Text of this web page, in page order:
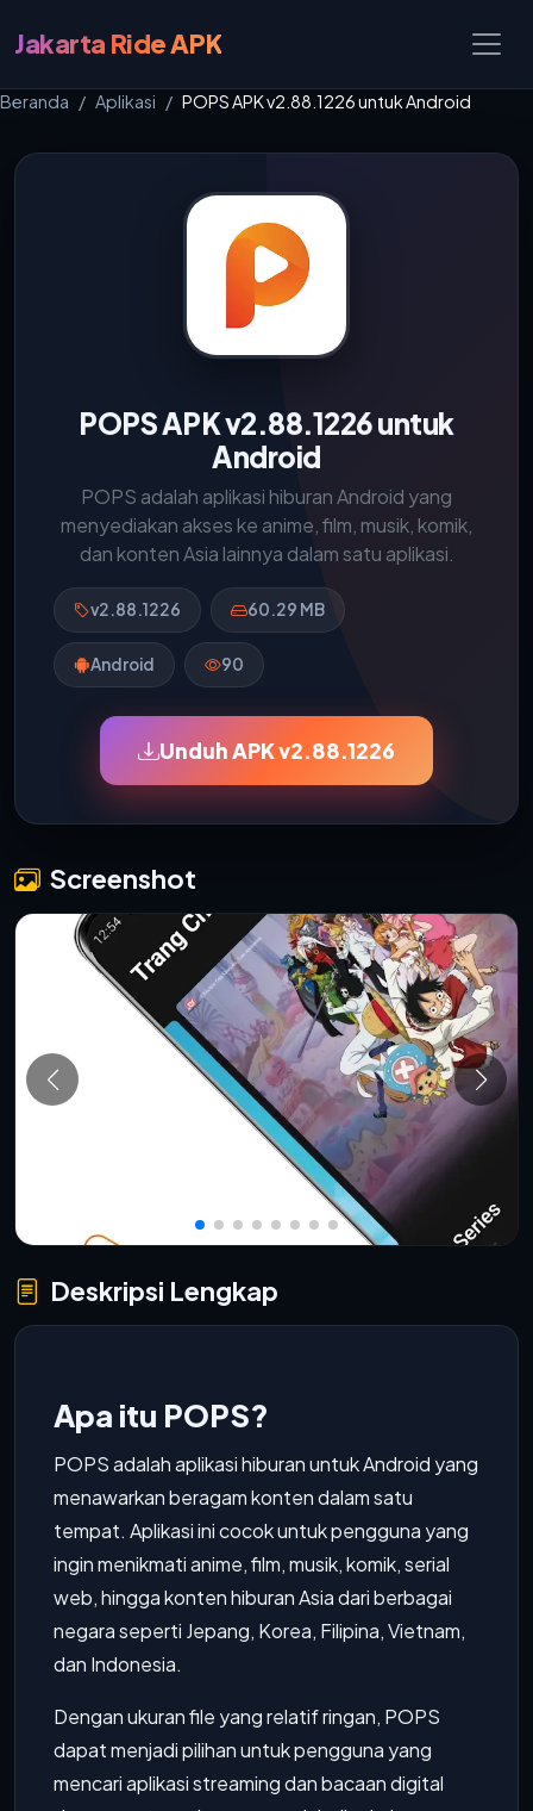
Jakarta Ride APK
Beranda Aplikasi POPS APK v2.88.1226 untuk Android
POPS APK v2.88.1226 untuk
Android
POPS adalah aplikasi hiburan Android yang
menyediakan akses ke anime, film, musik, komik,
dan konten Asia lainnya dalam satu aplikasi.
v2.88.1226 60.29 MB
Android 90
Unduh APK v2.88.1226
Screenshot
Deskripsi Lengkap
Apa itu POPS?
POPS adalah aplikasi hiburan untuk Android yang
menawarkan beragam konten dalam satu
tempat. Aplikasi ini cocok untuk pengguna yang
ingin menikmati anime, film, musik, komik, serial
web, hingga konten hiburan Asia dari berbagai
negara seperti Jepang, Korea, Filipina, Vietnam,
dan Indonesia.
Dengan ukuran file yang relatif ringan, POPS
dapat menjadi pilihan untuk pengguna yang
mencari aplikasi streaming dan bacaan digital